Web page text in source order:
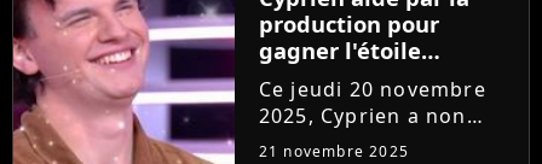
production pour
gagner l'étoile
mystérieuse ? Les
internautes choqués,
"C'est aberrant"
Ce jeudi 20 novembre
2025, Cyprien a non
seulement réalisé un
21 novembre 2025